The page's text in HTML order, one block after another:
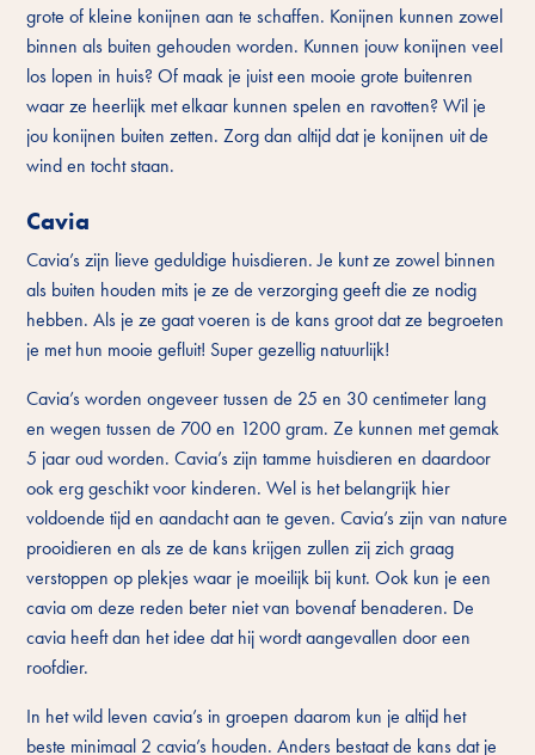
grote of kleine konijnen aan te schaffen. Konijnen kunnen zowel
binnen als buiten gehouden worden. Kunnen jouw konijnen veel
los lopen in huis? Of maak je juist een mooie grote buitenren
waar ze heerlijk met elkaar kunnen spelen en ravotten? Wil je
jou konijnen buiten zetten. Zorg dan altijd dat je konijnen uit de
wind en tocht staan.
Cavia
Cavia’s zijn lieve geduldige huisdieren. Je kunt ze zowel binnen
als buiten houden mits je ze de verzorging geeft die ze nodig
hebben. Als je ze gaat voeren is de kans groot dat ze begroeten
je met hun mooie gefluit! Super gezellig natuurlijk!
Cavia’s worden ongeveer tussen de 25 en 30 centimeter lang
en wegen tussen de 700 en 1200 gram. Ze kunnen met gemak
5 jaar oud worden. Cavia’s zijn tamme huisdieren en daardoor
ook erg geschikt voor kinderen. Wel is het belangrijk hier
voldoende tijd en aandacht aan te geven. Cavia’s zijn van nature
prooidieren en als ze de kans krijgen zullen zij zich graag
verstoppen op plekjes waar je moeilijk bij kunt. Ook kun je een
cavia om deze reden beter niet van bovenaf benaderen. De
cavia heeft dan het idee dat hij wordt aangevallen door een
roofdier.
In het wild leven cavia’s in groepen daarom kun je altijd het
beste minimaal 2 cavia’s houden. Anders bestaat de kans dat je